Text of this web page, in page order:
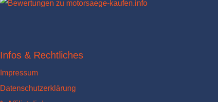
Infos & Rechtliches
Impressum
Datenschutzerklärung